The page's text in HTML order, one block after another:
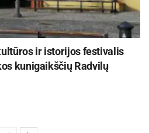
ir istorijos festivalis
kunigaikščių Radvilų